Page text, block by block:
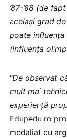
’87-’88 (de
același grad
poate
(influența
“De observat
mult mai
experiență
Edupedu.ro
medaliat cu